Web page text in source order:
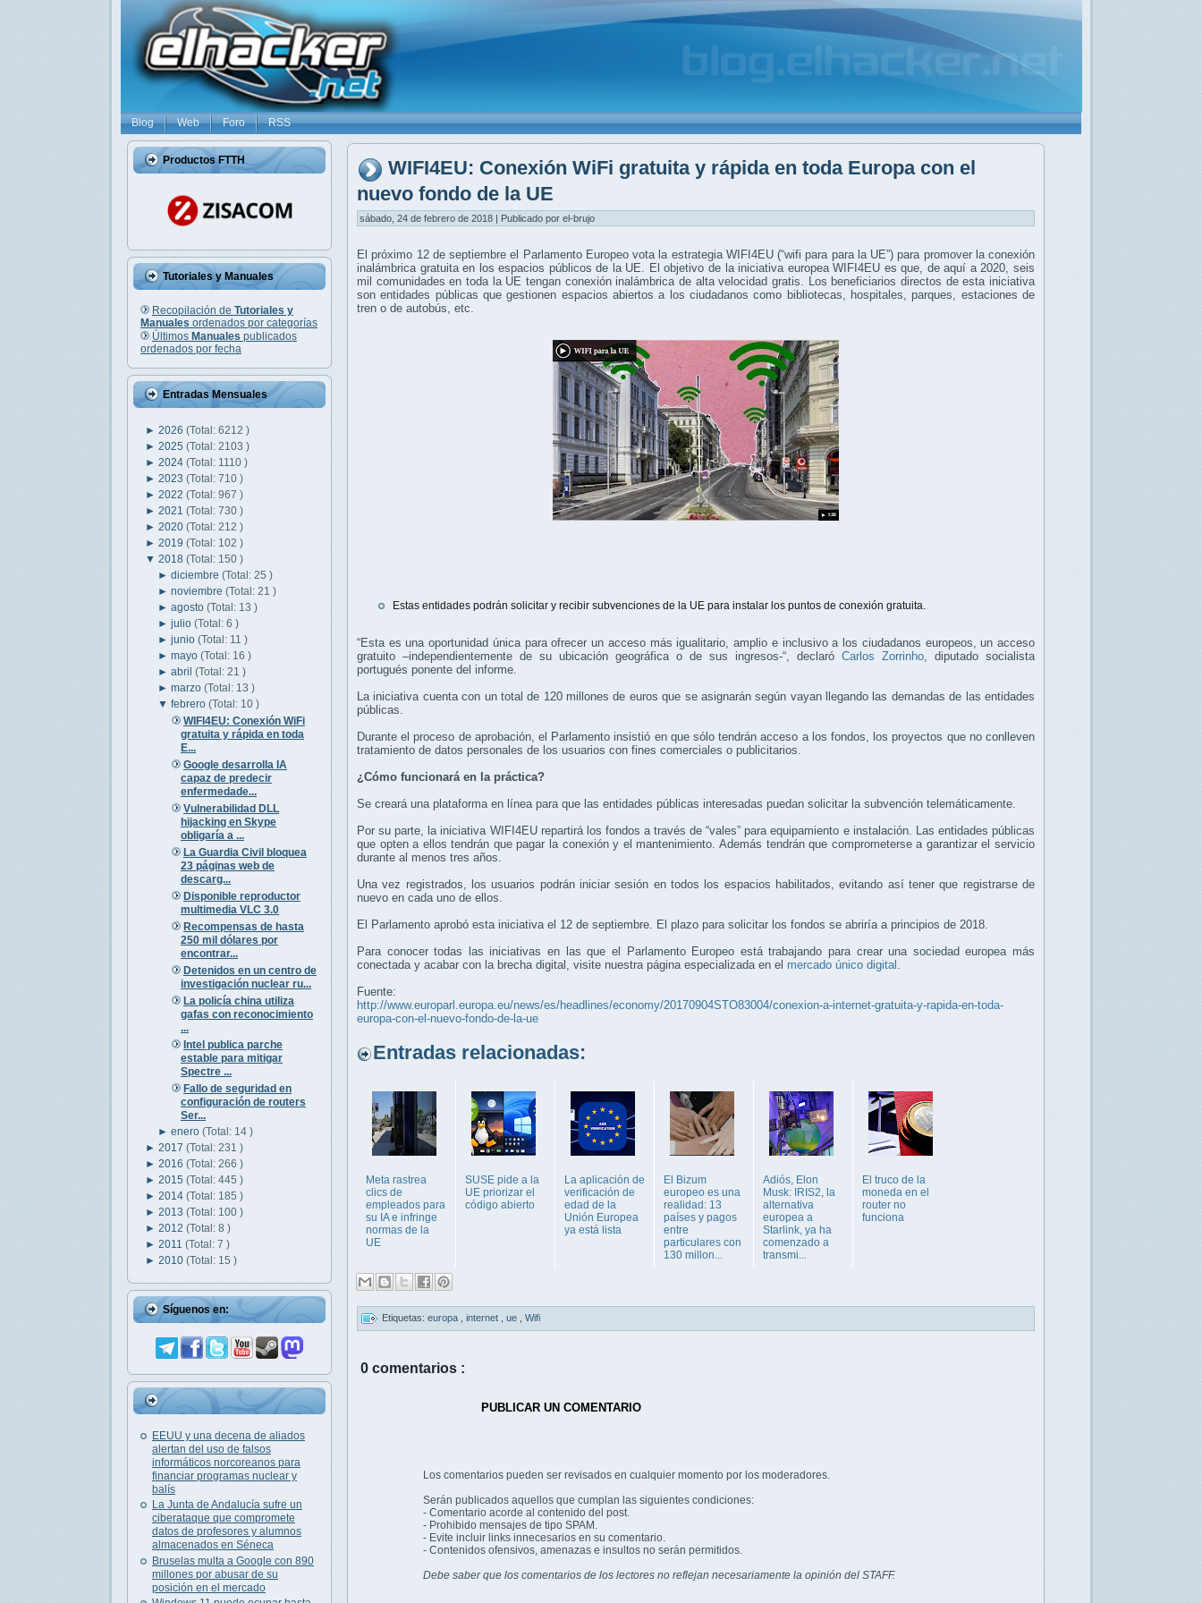
Blog Web Foro RSS
Productos FTTH
Tutoriales y Manuales
Recopilación de Tutoriales y
Manuales ordenados por categorías
Últimos Manuales publicados
ordenados por fecha
Entradas Mensuales
► 2026 (Total: 6212 )
► 2025 (Total: 2103 )
► 2024 (Total: 1110 )
► 2023 (Total: 710 )
► 2022 (Total: 967 )
► 2021 (Total: 730 )
► 2020 (Total: 212 )
► 2019 (Total: 102 )
▼ 2018 (Total: 150 )
►diciembre(Total: 25 )
►noviembre(Total: 21 )
►agosto(Total: 13 )
►julio(Total: 6 )
►junio(Total: 11 )
►mayo(Total: 16 )
►abril(Total: 21 )
►marzo(Total: 13 )
▼febrero(Total: 10 )
WIFI4EU: Conexión WiFi
gratuita y rápida en toda
E...
Google desarrolla IA
capaz de predecir
enfermedade...
Vulnerabilidad DLL
hijacking en Skype
obligaría a ...
La Guardia Civil bloquea
23 páginas web de
descarg...
Disponible reproductor
multimedia VLC 3.0
Recompensas de hasta
250 mil dólares por
encontrar...
Detenidos en un centro de
investigación nuclear ru...
La policía china utiliza
gafas con reconocimiento
...
Intel publica parche
estable para mitigar
Spectre ...
Fallo de seguridad en
configuración de routers
Ser...
►enero(Total: 14 )
► 2017 (Total: 231 )
► 2016 (Total: 266 )
► 2015 (Total: 445 )
► 2014 (Total: 185 )
► 2013 (Total: 100 )
► 2012 (Total: 8 )
► 2011 (Total: 7 )
► 2010 (Total: 15 )
Síguenos en:
EEUU y una decena de aliados
alertan del uso de falsos
informáticos norcoreanos para
financiar programas nuclear y
balís
La Junta de Andalucía sufre un
ciberataque que compromete
datos de profesores y alumnos
almacenados en Séneca
Bruselas multa a Google con 890
millones por abusar de su
posición en el mercado
WIFI4EU: Conexión WiFi gratuita y rápida en toda Europa con el
nuevo fondo de la UE
sábado, 24 de febrero de 2018 | Publicado por el-brujo
El próximo 12 de septiembre el Parlamento Europeo vota la estrategia WIFI4EU (“wifi para para la UE”) para promover la conexión
inalámbrica gratuita en los espacios públicos de la UE. El objetivo de la iniciativa europea WIFI4EU es que, de aquí a 2020, seis
mil comunidades en toda la UE tengan conexión inalámbrica de alta velocidad gratis. Los beneficiarios directos de esta iniciativa
son entidades públicas que gestionen espacios abiertos a los ciudadanos como bibliotecas, hospitales, parques, estaciones de
tren o de autobús, etc.
Estas entidades podrán solicitar y recibir subvenciones de la UE para instalar los puntos de conexión gratuita.
“Esta es una oportunidad única para ofrecer un acceso más igualitario, amplio e inclusivo a los ciudadanos europeos, un acceso
gratuito –independientemente de su ubicación geográfica o de sus ingresos-“, declaró Carlos Zorrinho , diputado socialista
portugués ponente del informe.
La iniciativa cuenta con un total de 120 millones de euros que se asignarán según vayan llegando las demandas de las entidades
públicas.
Durante el proceso de aprobación, el Parlamento insistió en que sólo tendrán acceso a los fondos, los proyectos que no conlleven
tratamiento de datos personales de los usuarios con fines comerciales o publicitarios.
¿Cómo funcionará en la práctica?
Se creará una plataforma en línea para que las entidades públicas interesadas puedan solicitar la subvención telemáticamente.
Por su parte, la iniciativa WIFI4EU repartirá los fondos a través de “vales” para equipamiento e instalación. Las entidades públicas
que opten a ellos tendrán que pagar la conexión y el mantenimiento. Además tendrán que comprometerse a garantizar el servicio
durante al menos tres años.
Una vez registrados, los usuarios podrán iniciar sesión en todos los espacios habilitados, evitando así tener que registrarse de
nuevo en cada uno de ellos.
El Parlamento aprobó esta iniciativa el 12 de septiembre. El plazo para solicitar los fondos se abriría a principios de 2018.
Para conocer todas las iniciativas en las que el Parlamento Europeo está trabajando para crear una sociedad europea más
conectada y acabar con la brecha digital, visite nuestra página especializada en el mercado único digital
Fuente:
http://www.europarl.europa.eu/news/es/headlines/economy/20170904STO83004/conexion-a-internet-gratuita-y-rapida-en-toda-
europa-con-el-nuevo-fondo-de-la-ue
Entradas relacionadas:
Meta rastrea
clics de
empleados para
su IA e infringe
normas de la
UE
SUSE pide a la
UE priorizar el
código abierto
La aplicación de
verificación de
edad de la
Unión Europea
ya está lista
El Bizum
europeo es una
realidad: 13
países y pagos
entre
particulares con
130 millon...
Adiós, Elon
Musk: IRIS2, la
alternativa
europea a
Starlink, ya ha
comenzado a
transmi...
El truco de la
moneda en el
router no
funciona
Etiquetas: europa internet ue Wifi
0 comentarios :
PUBLICAR UN COMENTARIO
Los comentarios pueden ser revisados en cualquier momento por los moderadores.
Serán publicados aquellos que cumplan las siguientes condiciones:
- Comentario acorde al contenido del post.
- Prohibido mensajes de tipo SPAM.
- Evite incluir links innecesarios en su comentario.
- Contenidos ofensivos, amenazas e insultos no serán permitidos.
Debe saber que los comentarios de los lectores no reflejan necesariamente la opinión del STAFF.